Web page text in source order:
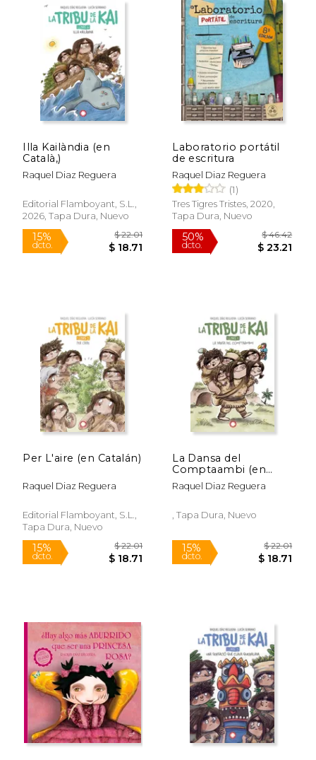
50%
dcto. $ 16.25
50%
dcto.
50%
dcto.
$ 41.63
$ 20.82
50%
dcto.
Illa Kailàndia (en
Català,)
Raquel Diaz Reguera
Editorial Flamboyant, S.L.,
2026, Tapa Dura, Nuevo
Laboratorio portátil
de escritura
Raquel Diaz Reguera
(1)
Tres Tigres Tristes, 2020,
Tapa Dura, Nuevo
Per L'aire (en Catalán)
Raquel Diaz Reguera
Editorial Flamboyant, S.L.,
Tapa Dura, Nuevo
La Dansa del
Comptaambi (en
Catalán)
Raquel Diaz Reguera
, Tapa Dura, Nuevo